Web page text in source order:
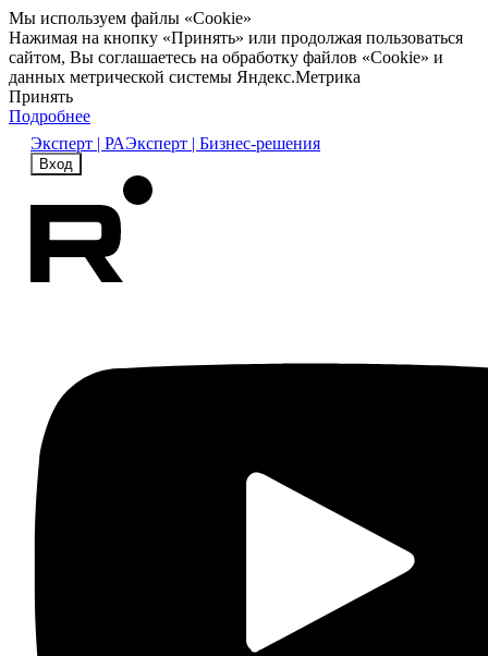
Мы используем файлы «Cookie»
Нажимая на кнопку «Принять» или продолжая пользоваться
сайтом, Вы соглашаетесь на обработку файлов «Cookie» и
данных метрической системы Яндекс.Метрика
Принять
Подробнее
Эксперт | РАЭксперт | Бизнес-решения
Вход